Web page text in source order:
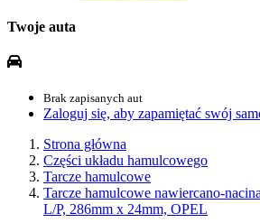
Twoje auta
Brak zapisanych aut
Zaloguj się, aby zapamiętać swój
Strona główna
Części układu hamulcowego
Tarcze hamulcowe
Tarcze hamulcowe nawiercano-
L/P, 286mm x 24mm, OPEL